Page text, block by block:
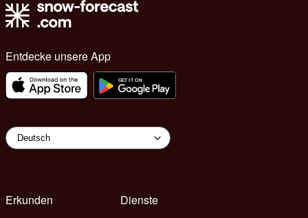
Entdecke unsere App
Erkunden
Dienste